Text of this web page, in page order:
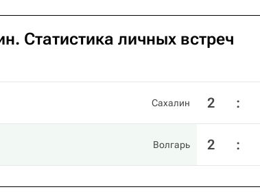
Статистика личных встреч
Сахалин 2 :
Волгарь 2 :